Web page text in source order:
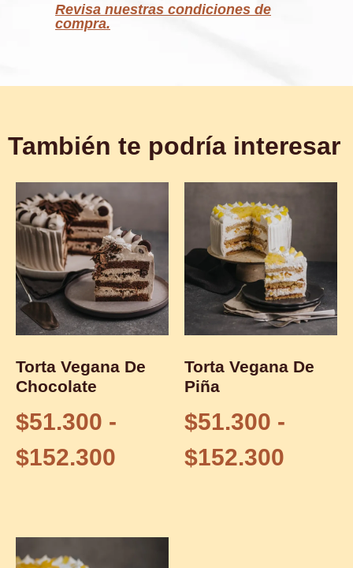
Revisa nuestras condiciones de
compra.
También te podría interesar
Torta Vegana De
Chocolate
$51.300 -
$152.300
Torta Vegana De
Piña
$51.300 -
$152.300